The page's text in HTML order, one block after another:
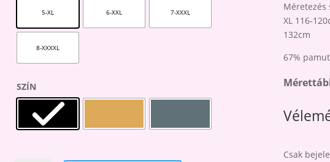
5-XL 6-XXL 7-XXXL
8-XXXXL
SZÍN
XL 116-
132cm
67%
Csak